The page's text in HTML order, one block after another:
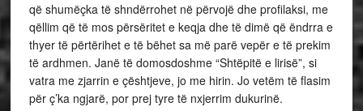
që shumëçka të shndërrohet në përvojë dhe profilaksi, me
qëllim që të mos përsëritet e keqja dhe të dimë që ëndrra e
thyer të përtërihet e të bëhet sa më parë vepër e të prekim
të ardhmen. Janë të domosdoshme “Shtëpitë e lirisë”, si
vatra me zjarrin e çështjeve, jo me hirin. Jo vetëm të flasim
për ç’ka ngjarë, por prej tyre të nxjerrim dukurinë.